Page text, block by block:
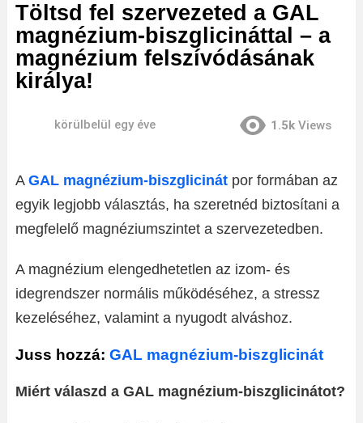
Töltsd fel szervezeted a GAL
magnézium-biszglicináttal – a
magnézium felszívódásának
királya!
körülbelül egy éve 1.5k Views
A GAL magnézium-biszglicinát por formában az
egyik legjobb választás, ha szeretnéd biztosítani a
megfelelő magnéziumszintet a szervezetedben.
A magnézium elengedhetetlen az izom- és
idegrendszer normális működéséhez, a stressz
kezeléséhez, valamint a nyugodt alváshoz.
Juss hozzá: GAL magnézium-biszglicinát
Miért válaszd a GAL magnézium-biszglicinátot?